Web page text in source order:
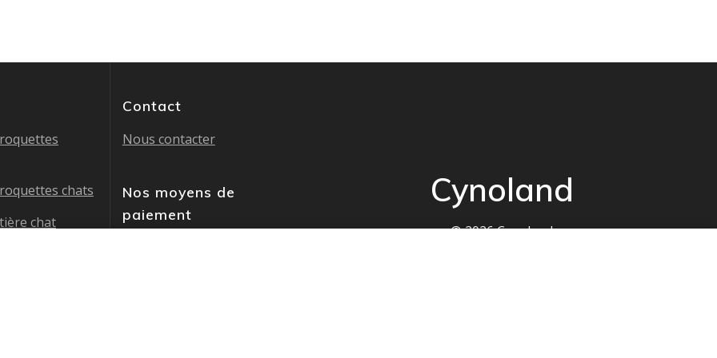
chats
chat
Contact
Nous contacter
Nos moyens de
paiement
Cynoland
© 2026 Cynoland